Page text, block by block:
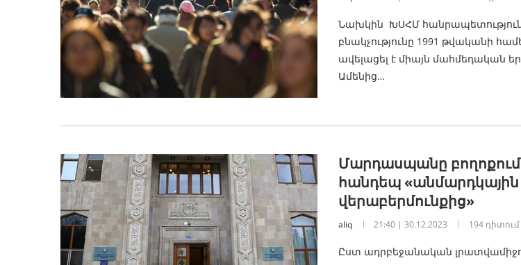
Նախկին ԽՍՀՄ
բնակչությունը 1991 թվականի
ավելացել է միայն մահմեդական
Ամենից…
Մարդասպանը բողոքում
հանդեպ «անմարդկային
վերաբերմունքից»
aliq 21:40 | 30.12.2023 194 դիտում
Ըստ ադրբեջանական